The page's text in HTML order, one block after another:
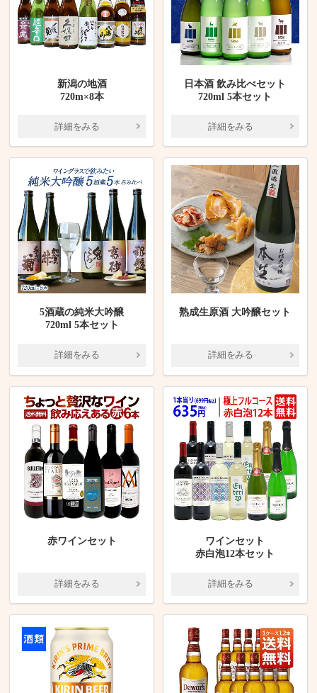
新潟の地酒
720m×8本
詳細をみる
日本酒 飲み比べセット
720ml 5本セット
詳細をみる
5酒蔵の純米大吟醸
720ml 5本セット
詳細をみる
熟成生原酒 大吟醸セット
詳細をみる
赤ワインセット
詳細をみる
ワインセット
赤白泡12本セット
詳細をみる